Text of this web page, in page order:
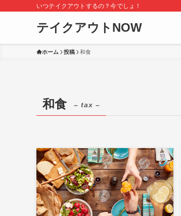
いつテイクアウトするの？今でしょ！
テイクアウトNOW
ホーム 投稿 和食
和食 – tax –